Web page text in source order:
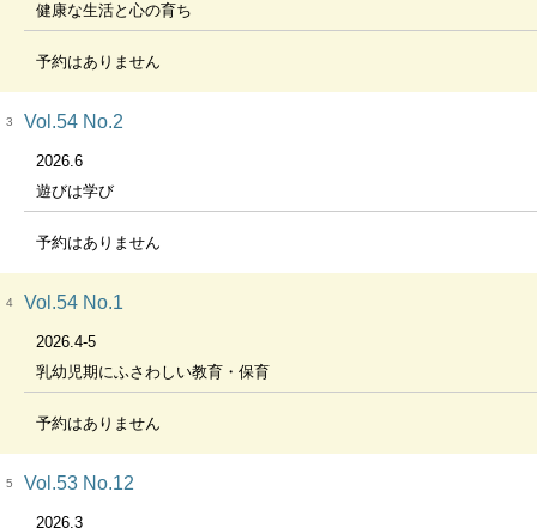
健康な生活と心の育ち
予約はありません
3 Vol.54 No.2
2026.6
遊びは学び
予約はありません
4 Vol.54 No.1
2026.4-5
乳幼児期にふさわしい教育・保育
予約はありません
5 Vol.53 No.12
2026.3